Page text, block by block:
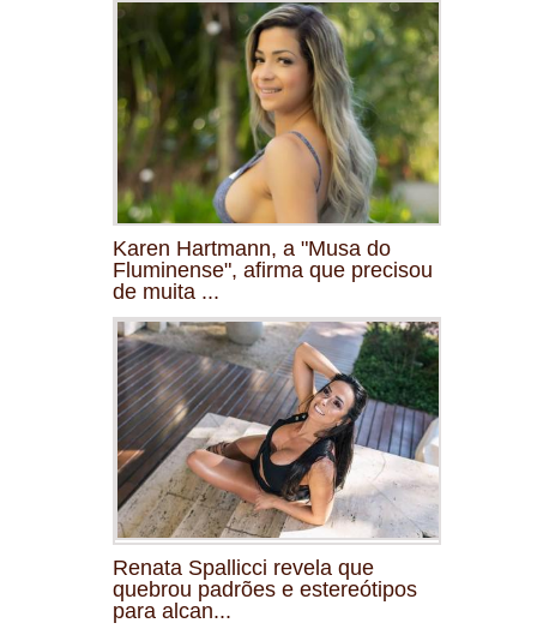
Karen Hartmann, a "Musa do
Fluminense", afirma que precisou
de muita ...
Renata Spallicci revela que
quebrou padrões e estereótipos
para alcan...